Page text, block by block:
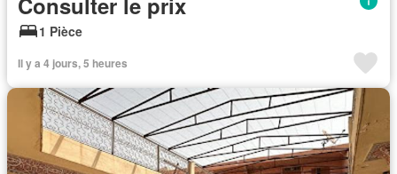
1 Pièce
Il y a 4 jours, 5 heures